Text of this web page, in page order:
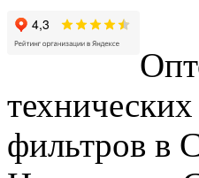
фильтров в